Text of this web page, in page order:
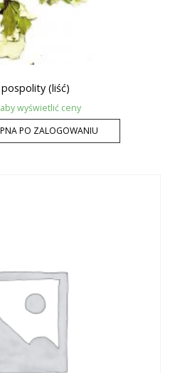
pospolity (liść)
wyświetlić ceny
PO ZALOGOWANIU